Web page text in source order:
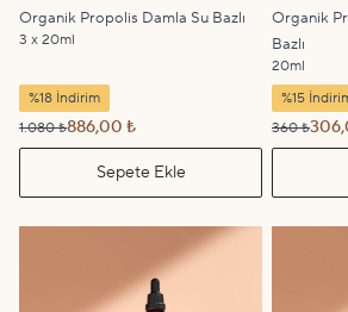
Organik Propolis Damla Su Bazlı
3 x 20ml
%18 İndirim
1.080 ₺886,00 ₺
Sepete Ekle
Organik
Bazlı
20ml
%15
360 ₺